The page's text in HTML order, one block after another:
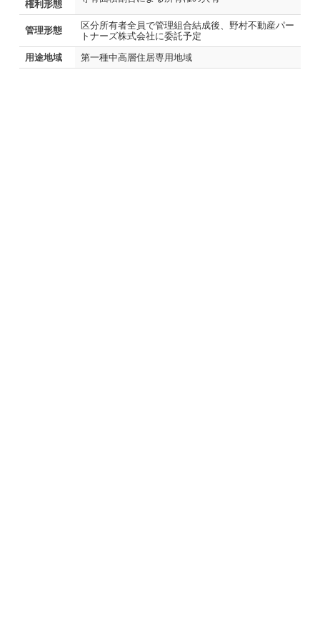
権利形態
管理形態
区分所有者全員で管理組合結成後、野村不動産パー
トナーズ株式会社に委託予定
用途地域
第一種中高層住居専用地域